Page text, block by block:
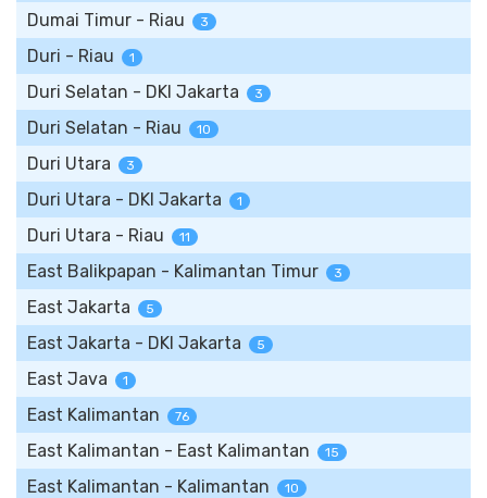
Dumai Timur - Riau 3
Duri - Riau 1
Duri Selatan - DKI Jakarta 3
Duri Selatan - Riau 10
Duri Utara 3
Duri Utara - DKI Jakarta 1
Duri Utara - Riau 11
East Balikpapan - Kalimantan Timur 3
East Jakarta 5
East Jakarta - DKI Jakarta 5
East Java 1
East Kalimantan 76
East Kalimantan - East Kalimantan 15
East Kalimantan - Kalimantan 10